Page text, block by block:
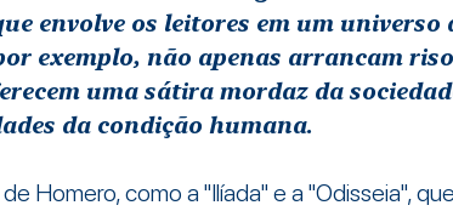
envolve os leitores em um universo
exemplo, não apenas arrancam
uma sátira mordaz da
da condição humana.
Homero, como a "Ilíada" e a "Odisseia",